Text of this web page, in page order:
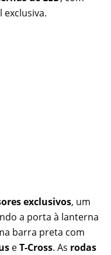
exclusivos, um
a porta à lanterna
barra preta com
eT-Cross. As rodas